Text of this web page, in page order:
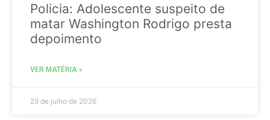
Policia: Adolescente suspeito de
matar Washington Rodrigo presta
depoimento
VER MATÉRIA »
29 de julho de 2026